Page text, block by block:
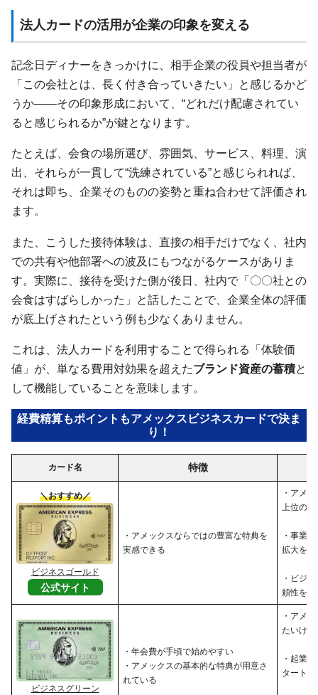
法人カードの活用が企業の印象を変える
記念日ディナーをきっかけに、相手企業の役員や担当者が
「この会社とは、長く付き合っていきたい」と感じるかど
うか——その印象形成において、“どれだけ配慮されてい
ると感じられるか”が鍵となります。
たとえば、会食の場所選び、雰囲気、サービス、料理、演
出、それらが一貫して“洗練されている”と感じられれば、
それは即ち、企業そのものの姿勢と重ね合わせて評価され
ます。
また、こうした接待体験は、直接の相手だけでなく、社内
での共有や他部署への波及にもつながるケースがありま
す。実際に、接待を受けた側が後日、社内で「〇〇社との
会食はすばらしかった」と話したことで、企業全体の評価
が底上げされたという例も少なくありません。
これは、法人カードを利用することで得られる「体験価
値」が、単なる費用対効果を超えたブランド資産の蓄積と
して機能していることを意味します。
経費精算もポイントもアメックスビジネスカードで決ま
り！
カード名 特徴
＼おすすめ／
ビジネスゴールド
公式サイト
・アメックスならではの豊富な特典を
実感できる
・アメ
上位の
・事業
拡大を目
・ビジ
頼性を高
ビジネスグリーン
・年会費が手頃で始めやすい
・アメックスの基本的な特典が用意さ
れている
・アメ
たいけれ
・起業
タートア